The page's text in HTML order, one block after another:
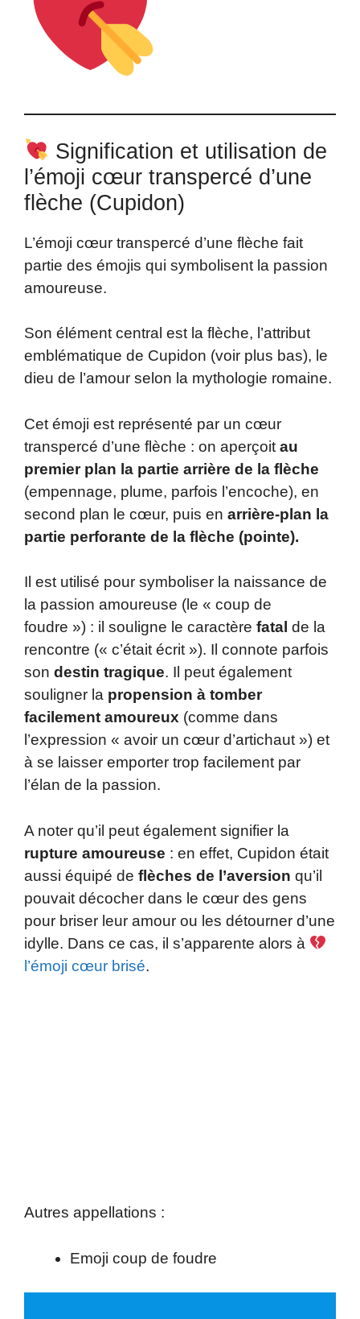
Signification et utilisation de
l’émoji cœur transpercé d’une
flèche (Cupidon)
L’émoji cœur transpercé d’une flèche fait
partie des émojis qui symbolisent la passion
amoureuse.
Son élément central est la flèche, l’attribut
emblématique de Cupidon (voir plus bas), le
dieu de l’amour selon la mythologie romaine.
Cet émoji est représenté par un cœur
transpercé d’une flèche : on aperçoit au
premier plan la partie arrière de la flèche
(empennage, plume, parfois l’encoche), en
second plan le cœur, puis en arrière-plan la
partie perforante de la flèche (pointe).
Il est utilisé pour symboliser la naissance de
la passion amoureuse (le « coup de
foudre ») : il souligne le caractère fatal de la
rencontre (« c’était écrit »). Il connote parfois
son destin tragique. Il peut également
souligner la propension à tomber
facilement amoureux (comme dans
l’expression « avoir un cœur d’artichaut ») et
à se laisser emporter trop facilement par
l’élan de la passion.
A noter qu’il peut également signifier la
rupture amoureuse : en effet, Cupidon était
aussi équipé de flèches de l’aversion qu’il
pouvait décocher dans le cœur des gens
pour briser leur amour ou les détourner d’une
idylle. Dans ce cas, il s’apparente alors à
l’émoji cœur brisé.
Autres appellations :
Emoji coup de foudre